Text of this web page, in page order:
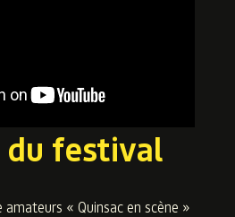
du festival
« Quinsac en scène »